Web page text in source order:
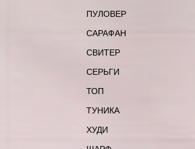
ПУЛОВЕР
САРАФАН
СВИТЕР
СЕРЬГИ
ТОП
ТУНИКА
ХУДИ